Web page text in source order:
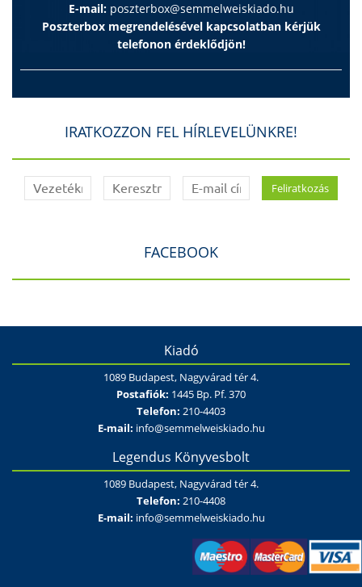
E-mail: poszterbox@semmelweiskiado.hu
Poszterbox megrendelésével kapcsolatban kérjük
telefonon érdeklődjön!
IRATKOZZON FEL HÍRLEVELÜNKRE!
FACEBOOK
Kiadó
1089 Budapest, Nagyvárad tér 4.
Postafiók: 1445 Bp. Pf. 370
Telefon: 210-4403
E-mail: info@semmelweiskiado.hu
Legendus Könyvesbolt
1089 Budapest, Nagyvárad tér 4.
Telefon: 210-4408
E-mail: info@semmelweiskiado.hu